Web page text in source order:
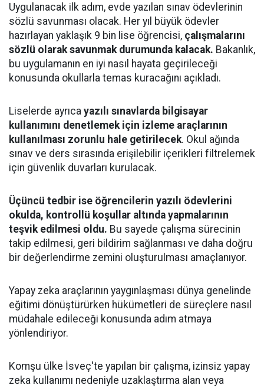
Uygulanacak ilk adım, evde yazılan sınav ödevlerinin
sözlü savunması olacak. Her yıl büyük ödevler
hazırlayan yaklaşık 9 bin lise öğrencisi, çalışmalarını
sözlü olarak savunmak durumunda kalacak. Bakanlık,
bu uygulamanın en iyi nasıl hayata geçirileceği
konusunda okullarla temas kuracağını açıkladı.
Liselerde ayrıca yazılı sınavlarda bilgisayar
kullanımını denetlemek için izleme araçlarının
kullanılması zorunlu hale getirilecek. Okul ağında
sınav ve ders sırasında erişilebilir içerikleri filtrelemek
için güvenlik duvarları kurulacak.
Üçüncü tedbir ise öğrencilerin yazılı ödevlerini
okulda, kontrollü koşullar altında yapmalarının
teşvik edilmesi oldu. Bu sayede çalışma sürecinin
takip edilmesi, geri bildirim sağlanması ve daha doğru
bir değerlendirme zemini oluşturulması amaçlanıyor.
Yapay zeka araçlarının yaygınlaşması dünya genelinde
eğitimi dönüştürürken hükümetleri de süreçlere nasıl
müdahale edileceği konusunda adım atmaya
yönlendiriyor.
Komşu ülke İsveç'te yapılan bir çalışma, izinsiz yapay
zeka kullanımı nedeniyle uzaklaştırma alan veya